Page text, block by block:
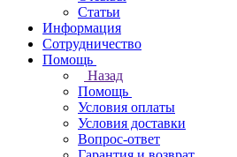
Статьи
Информация
Сотрудничество
Помощь
Назад
Помощь
Условия оплаты
Условия доставки
Вопрос-ответ